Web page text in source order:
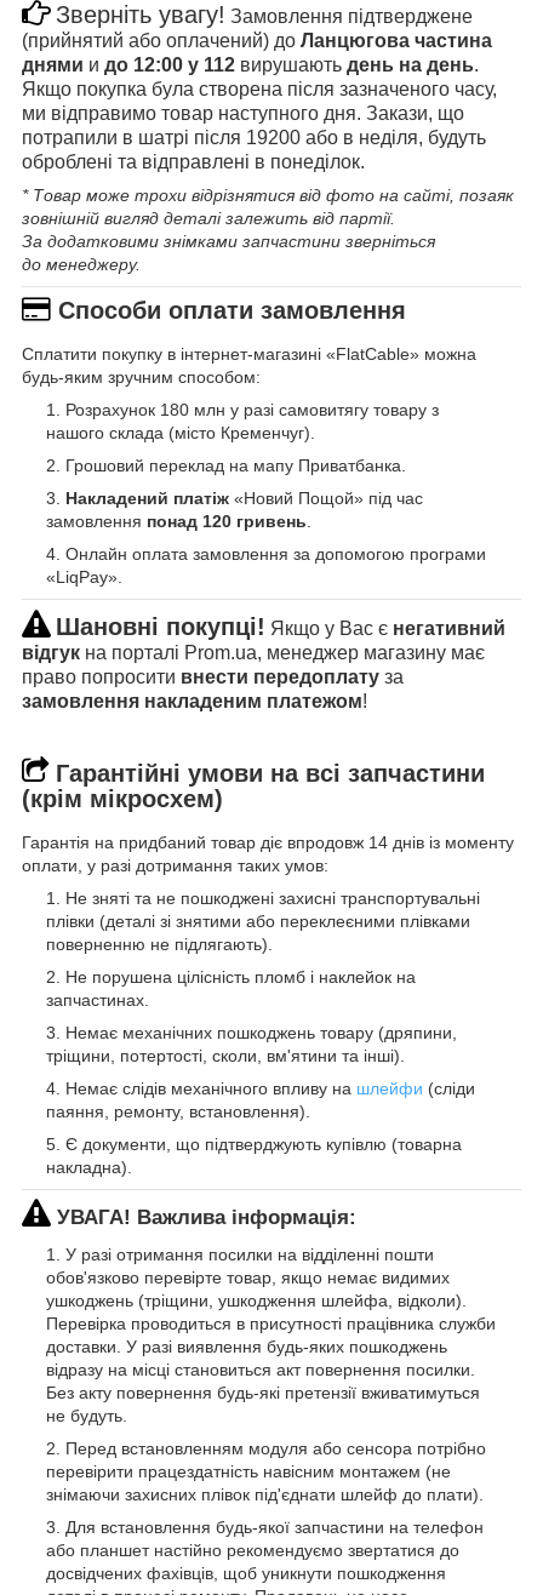
Зверніть увагу! Замовлення підтверджене
(прийнятий або оплачений) до Ланцюгова частина
днями и до 12:00 у 112 вирушають день на день.
Якщо покупка була створена після зазначеного часу,
ми відправимо товар наступного дня. Закази, що
потрапили в шатрі після 19200 або в неділя, будуть
оброблені та відправлені в понеділок.
* Товар може трохи відрізнятися від фото на сайті, позаяк
зовнішній вигляд деталі залежить від партії.
За додатковими знімками запчастини зверніться
до менеджеру.
Способи оплати замовлення
Сплатити покупку в інтернет-магазині «FlatCable» можна
будь-яким зручним способом:
Розрахунок 180 млн у разі самовитягу товару з
нашого склада (місто Кременчуг).
Грошовий переклад на мапу Приватбанка.
Накладений платіж «Новий Пощой» під час
замовлення понад 120 гривень
Онлайн оплата замовлення за допомогою програми
«LiqPay».
Шановні покупці! Якщо у Вас є негативний
відгук на порталі Prom.ua, менеджер магазину має
право попросити внести передоплату за
замовлення накладеним платежом!
Гарантійні умови на всі запчастини
(крім мікросхем)
Гарантія на придбаний товар діє впродовж 14 днів із моменту
оплати, у разі дотримання таких умов:
Не зняті та не пошкоджені захисні транспортувальні
плівки (деталі зі знятими або переклеєними плівками
поверненню не підлягають).
Не порушена цілісність пломб і наклейок на
запчастинах.
Немає механічних пошкоджень товару (дряпини,
тріщини, потертості, сколи, вм'ятини та інші).
Немає слідів механічного впливу на шлейфи (сліди
паяння, ремонту, встановлення).
Є документи, що підтверджують купівлю (товарна
накладна).
УВАГА! Важлива інформація:
У разі отримання посилки на відділенні пошти
обов'язково перевірте товар, якщо немає видимих
ушкоджень (тріщини, ушкодження шлейфа, відколи).
Перевірка проводиться в присутності працівника служби
доставки. У разі виявлення будь-яких пошкоджень
відразу на місці становиться акт повернення посилки.
Без акту повернення будь-які претензії вживатимуться
не будуть.
Перед встановленням модуля або сенсора потрібно
перевірити працездатність навісним монтажем (не
знімаючи захисних плівок під'єднати шлейф до плати).
Для встановлення будь-якої запчастини на телефон
або планшет настійно рекомендуємо звертатися до
досвідчених фахівців, щоб уникнути пошкодження